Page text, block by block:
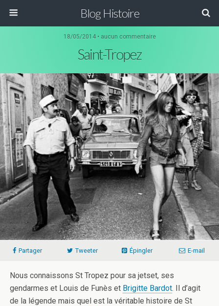
Blog Histoire
18/05/2014 • aucun commentaire
Saint-Tropez
Partager Tweeter Épingler E-mail
Nous connaissons St Tropez pour sa jetset, ses
gendarmes et Louis de Funès et Brigitte Bardot. Il d’agit
de la légende mais quel est la véritable histoire de St